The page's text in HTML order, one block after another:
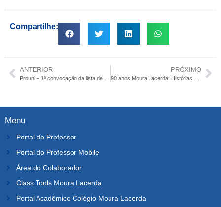
Compartilhe:
ANTERIOR PRÓXIMO
Menu
Portal do Professor
Portal do Professor Mobile
Área do Colaborador
Class Tools Moura Lacerda
Portal Acadêmico Colégio Moura Lacerda